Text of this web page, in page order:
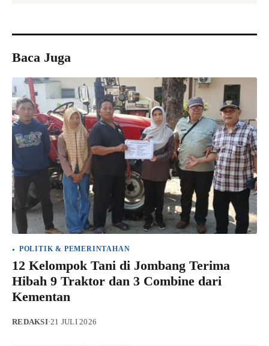
Baca Juga
POLITIK & PEMERINTAHAN
12 Kelompok Tani di Jombang Terima
Hibah 9 Traktor dan 3 Combine dari
Kementan
REDAKSI·21 JULI 2026